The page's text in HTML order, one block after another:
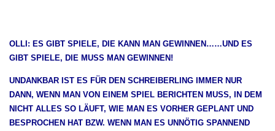
OLLI: ES GIBT SPIELE, DIE KANN MAN GEWINNEN……UND ES
GIBT SPIELE, DIE MUSS MAN GEWINNEN!
UNDANKBAR IST ES FÜR DEN SCHREIBERLING IMMER NUR
DANN, WENN MAN VON EINEM SPIEL BERICHTEN MUSS, IN DEM
NICHT ALLES SO LÄUFT, WIE MAN ES VORHER GEPLANT UND
BESPROCHEN HAT BZW. WENN MAN ES UNNÖTIG SPANNEND